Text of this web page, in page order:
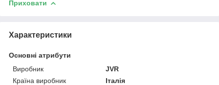
Приховати
Характеристики
Основні атрибути
Виробник
JVR
Країна виробник
Італія